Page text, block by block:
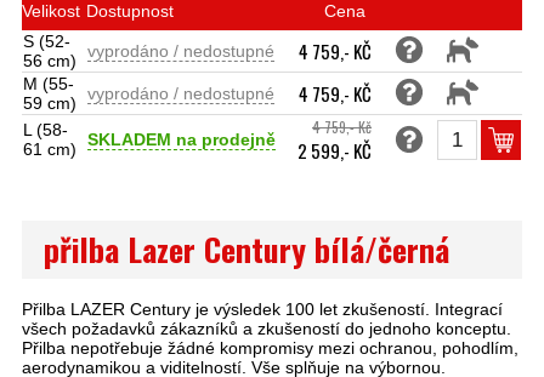
Velikost Dostupnost
Cena
S (52-
56 cm)
vyprodáno / nedostupné 4 759,- KČ
M (55-
59 cm)
vyprodáno / nedostupné 4 759,- KČ
L (58-
61 cm)
SKLADEM na prodejně
4 759,- Kč
2 599,- KČ
přilba Lazer Century bílá/černá
Přilba LAZER Century je výsledek 100 let zkušeností. Integrací
všech požadavků zákazníků a zkušeností do jednoho konceptu.
Přilba nepotřebuje žádné kompromisy mezi ochranou, pohodlím,
aerodynamikou a viditelností. Vše splňuje na výbornou.